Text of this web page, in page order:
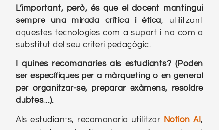
L’important, però, és que el docent mantingui
sempre una mirada crítica i ètica, utilitzant
aquestes tecnologies com a suport i no com a
substitut del seu criteri pedagògic.
I quines recomanaries als estudiants? (Poden
ser específiques per a màrqueting o en general
per organitzar-se, preparar exàmens, resoldre
dubtes…).
Als estudiants, recomanaria utilitzar Notion AI,